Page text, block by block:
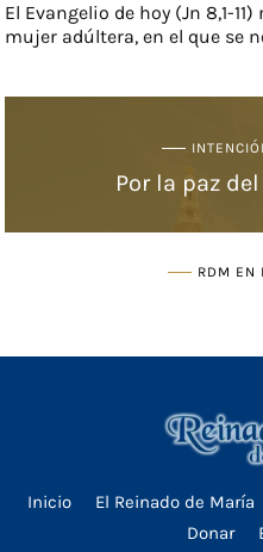
El Evangelio de hoy (Jn 8,1-
mujer adúltera, en el que se
Por la paz
RDM EN
Inicio El Reinado de María
Donar